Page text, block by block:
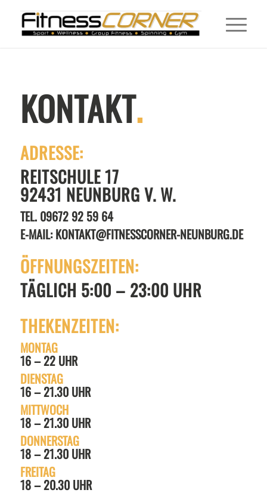
KONTAKT.
ADRESSE:
REITSCHULE 17
92431 NEUNBURG V. W.
TEL. 09672 92 59 64
E-MAIL:KONTAKT@FITNESSCORNER-NEUNBURG.DE
ÖFFNUNGSZEITEN:
TÄGLICH 5:00 – 23:00 UHR
THEKENZEITEN:
MONTAG
16 – 22 UHR
DIENSTAG
16 – 21.30 UHR
MITTWOCH
18 – 21.30 UHR
DONNERSTAG
18 – 21.30 UHR
FREITAG
18 – 20.30 UHR